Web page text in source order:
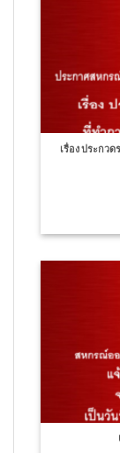
เรื่อง ประกว